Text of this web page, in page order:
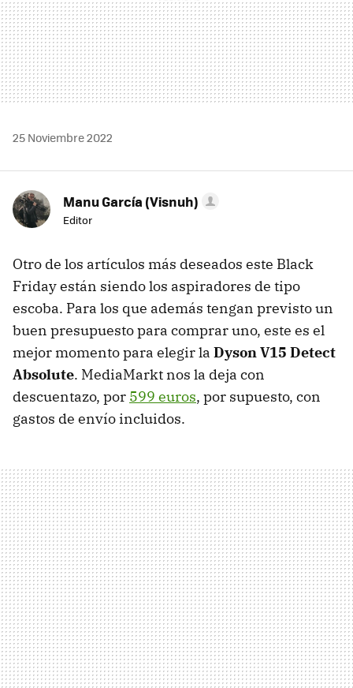
25 Noviembre 2022
Manu García (Visnuh)
Editor
Otro de los artículos más deseados este Black
Friday están siendo los aspiradores de tipo
escoba. Para los que además tengan previsto un
buen presupuesto para comprar uno, este es el
mejor momento para elegir la Dyson V15 Detect
Absolute. MediaMarkt nos la deja con
descuentazo, por 599 euros, por supuesto, con
gastos de envío incluidos.